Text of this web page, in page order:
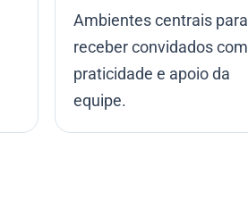
Ambientes centrais para
receber convidados com
praticidade e apoio da
equipe.